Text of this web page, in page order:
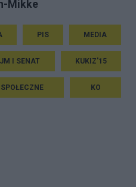
Mikke
PIS MEDIA
I SENAT KUKIZ'15
KO